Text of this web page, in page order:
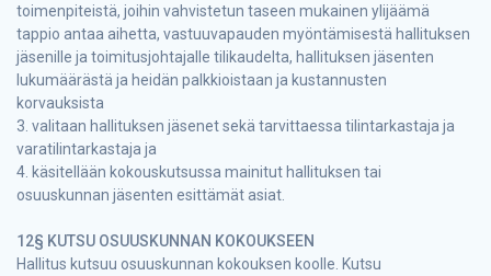
toimenpiteistä, joihin vahvistetun taseen mukainen ylijäämä
tappio antaa aihetta, vastuuvapauden myöntämisestä hallituksen
jäsenille ja toimitusjohtajalle tilikaudelta, hallituksen jäsenten
lukumäärästä ja heidän palkkioistaan ja kustannusten
korvauksista
3. valitaan hallituksen jäsenet sekä tarvittaessa tilintarkastaja ja
varatilintarkastaja ja
4. käsitellään kokouskutsussa mainitut hallituksen tai
osuuskunnan jäsenten esittämät asiat.
12§ KUTSU OSUUSKUNNAN KOKOUKSEEN
Hallitus kutsuu osuuskunnan kokouksen koolle. Kutsu